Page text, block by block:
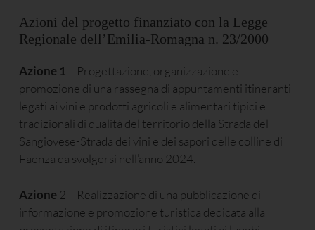
Azioni del progetto finanziato con la Legge
Regionale dell’Emilia-Romagna n. 23/2000
Azione 1 – Progettazione, organizzazione e
promozione di una rassegna di appuntamenti itineranti
legati ai vini e prodotti agricoli e alimentari tipici e
tradizionali di qualità del territorio della Strada del
Sangiovese-Strada dei vini e dei sapori delle colline di
Faenza da svolgersi nell’anno 2024.
Azione 2 – Realizzazione di una pubblicazione di
informazione e promozione turistica dedicata alla